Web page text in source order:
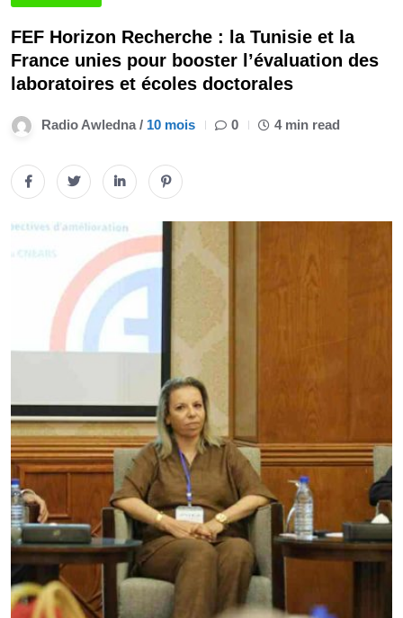
FEF Horizon Recherche : la Tunisie et la
France unies pour booster l’évaluation des
laboratoires et écoles doctorales
Radio Awledna / 10 mois 0 4 min read